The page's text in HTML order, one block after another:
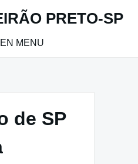
PRETO-SP
MENU
de SP